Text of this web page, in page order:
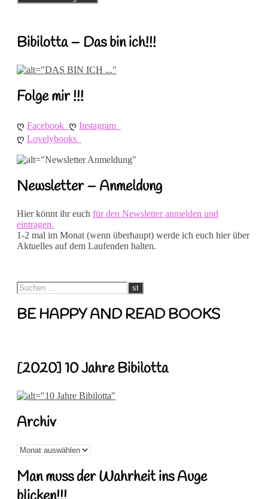
Bibilotta – Das bin ich!!!
Folge mir !!!
ღ Facebook ღ Instagram
ღ Lovelybooks
Newsletter – Anmeldung
Hier könnt ihr euch für den Newsletter anmelden und
eintragen.
1-2 mal im Monat (wenn überhaupt) werde ich euch hier über
Aktuelles auf dem Laufenden halten.
BE HAPPY AND READ BOOKS
[2020] 10 Jahre Bibilotta
Archiv
Archiv
Man muss der Wahrheit ins Auge